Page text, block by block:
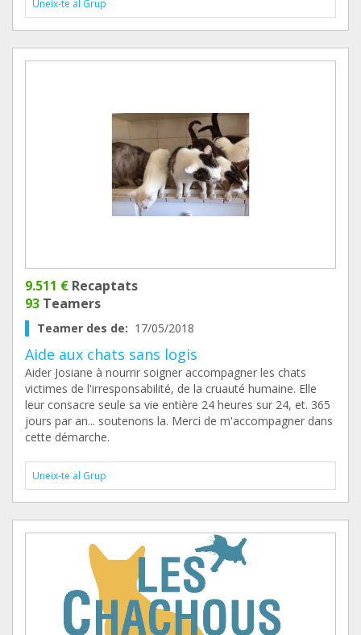
Uneix-te al Grup
9.511 € Recaptats
93 Teamers
Teamer des de: 17/05/2018
Aide aux chats sans logis
Aider Josiane à nourrir soigner accompagner les chats
victimes de l'irresponsabilité, de la cruauté humaine. Elle
leur consacre seule sa vie entière 24 heures sur 24, et. 365
jours par an... soutenons la. Merci de m'accompagner dans
cette démarche.
Uneix-te al Grup